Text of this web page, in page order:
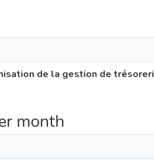
de la gestion de
month